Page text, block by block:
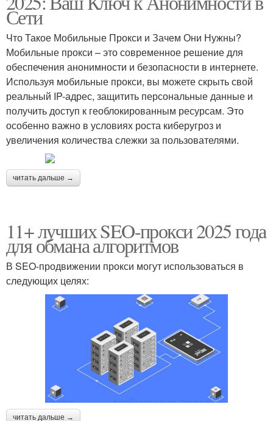
Сети
Что Такое Мобильные Прокси и Зачем Они Нужны?
Мобильные прокси – это современное решение для
обеспечения анонимности и безопасности в интернете.
Используя мобильные прокси, вы можете скрыть свой
реальный IP-адрес, защитить персональные данные и
получить доступ к геоблокированным ресурсам. Это
особенно важно в условиях роста киберугроз и
увеличения количества слежки за пользователями.
читать дальше →
11+ лучших SEO-прокси 2025 года
для обмана алгоритмов
В SEO-продвижении прокси могут использоваться в
следующих целях:
читать дальше →